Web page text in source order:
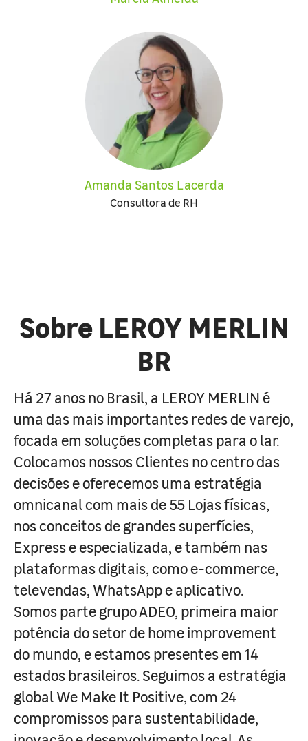
Amanda Santos Lacerda
Consultora de RH
Sobre LEROY MERLIN
BR
Há 27 anos no Brasil, a LEROY MERLIN é
uma das mais importantes redes de varejo,
focada em soluções completas para o lar.
Colocamos nossos Clientes no centro das
decisões e oferecemos uma estratégia
omnicanal com mais de 55 Lojas físicas,
nos conceitos de grandes superfícies,
Express e especializada, e também nas
plataformas digitais, como e-commerce,
televendas, WhatsApp e aplicativo.
Somos parte grupo ADEO, primeira maior
potência do setor de home improvement
do mundo, e estamos presentes em 14
estados brasileiros. Seguimos a estratégia
global We Make It Positive, com 24
compromissos para sustentabilidade,